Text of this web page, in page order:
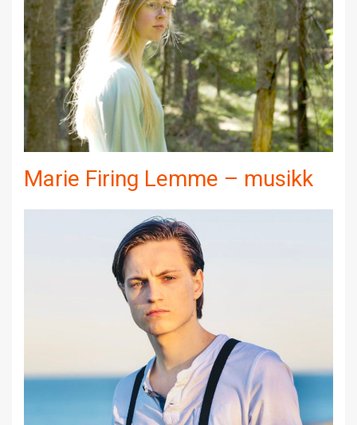
Marie Firing Lemme – musikk